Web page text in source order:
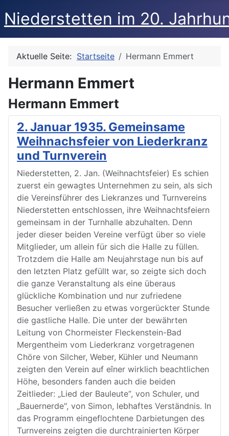
Niederstetten im 20.
Aktuelle Seite: Startseite Hermann Emmert
Hermann Emmert
Hermann Emmert
2. Januar 1935. Gemeinsame
Weihnachsfeier von Liederkranz
und Turnverein
Niederstetten, 2. Jan. (Weihnachtsfeier) Es schien
zuerst ein gewagtes Unternehmen zu sein, als sich
die Vereinsführer des Liekranzes und Turnvereins
Niederstetten entschlossen, ihre Weihnachtsfeiern
gemeinsam in der Turnhalle abzuhalten. Denn
jeder dieser beiden Vereine verfügt über so viele
Mitglieder, um allein für sich die Halle zu füllen.
Trotzdem die Halle am Neujahrstage nun bis auf
den letzten Platz gefüllt war, so zeigte sich doch
die ganze Veranstaltung als eine überaus
glückliche Kombination und nur zufriedene
Besucher verließen zu etwas vorgerückter Stunde
die gastliche Halle. Die unter der bewährten
Leitung von Chormeister Fleckenstein-Bad
Mergentheim vom Liederkranz vorgetragenen
Chöre von Silcher, Weber, Kühler und Neumann
zeigten den Verein auf eîner wirklich beachtlichen
Höhe, besonders fanden auch die beiden
Zeitlieder: „Lied der Bauleute“, von Schuler, und
„Bauernerde", von Simon, lebhaftes Verständnis. In
das Programm eingeflochtene Darbietungen des
Turnvereins zeigten die durchtrainierten Körper